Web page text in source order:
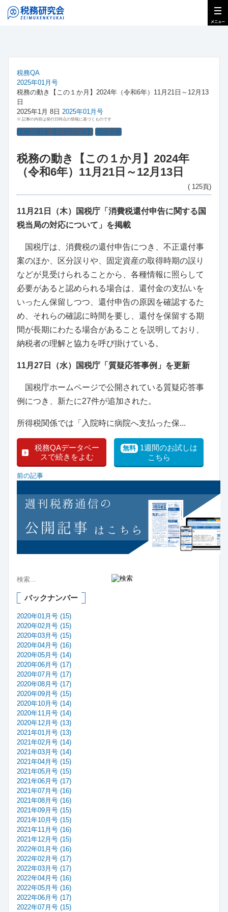
税務QA
2025年01月号
税務の動き【この１か月】2024年（令和6年）11月21日～12月13
日
2025年1月 8日 2025年01月号
※ 記事の内容は発行日時点の情報に基づくものです
税務の動き【この1か月】 税法全般
税務の動き【この１か月】2024年
（令和6年）11月21日～12月13日
( 125頁)
11月21日（木）国税庁「消費税還付申告に関する国
税当局の対応について」を掲載
国税庁は、消費税の還付申告につき、不正還付事
案のほか、区分誤りや、固定資産の取得時期の誤り
などが見受けられることから、各種情報に照らして
必要があると認められる場合は、還付金の支払いを
いったん保留しつつ、還付申告の原因を確認するた
め、それらの確認に時間を要し、還付を保留する期
間が長期にわたる場合があることを説明しており、
納税者の理解と協力を呼び掛けている。
11月27日（水）国税庁「質疑応答事例」を更新
国税庁ホームページで公開されている質疑応答事
例につき、新たに27件が追加された。
所得税関係では「入院時に病院へ支払った保...
税務QAデータベー
スで続きをよむ
無料 1週間のお試しは
こちら
前の記事
バックナンバー
2020年01月号 (15)
2020年02月号 (15)
2020年03月号 (15)
2020年04月号 (16)
2020年05月号 (14)
2020年06月号 (17)
2020年07月号 (17)
2020年08月号 (17)
2020年09月号 (15)
2020年10月号 (14)
2020年11月号 (14)
2020年12月号 (13)
2021年01月号 (13)
2021年02月号 (14)
2021年03月号 (14)
2021年04月号 (15)
2021年05月号 (15)
2021年06月号 (17)
2021年07月号 (16)
2021年08月号 (16)
2021年09月号 (15)
2021年10月号 (15)
2021年11月号 (16)
2021年12月号 (15)
2022年01月号 (16)
2022年02月号 (17)
2022年03月号 (17)
2022年04月号 (16)
2022年05月号 (16)
2022年06月号 (17)
2022年07月号 (15)